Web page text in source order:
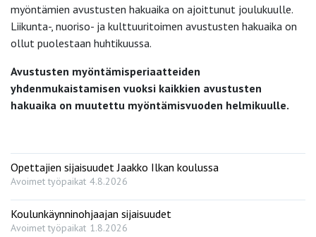
myöntämien avustusten hakuaika on ajoittunut joulukuulle.
Liikunta-, nuoriso- ja kulttuuritoimen avustusten hakuaika on
ollut puolestaan huhtikuussa.
Avustusten myöntämisperiaatteiden
yhdenmukaistamisen vuoksi kaikkien avustusten
hakuaika on muutettu myöntämisvuoden helmikuulle.
Opettajien sijaisuudet Jaakko Ilkan koulussa
Avoimet työpaikat 4.8.2026
Koulunkäynninohjaajan sijaisuudet
Avoimet työpaikat 1.8.2026